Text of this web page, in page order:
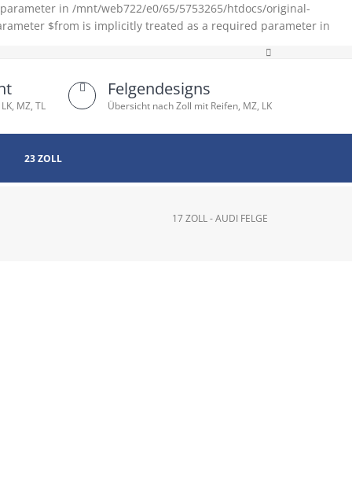
in /mnt/web722/e0/65/5753265/htdocs/original-
$from is implicitly treated as a required parameter in
MZ, TL
Felgendesigns
Übersicht nach Zoll mit Reifen, MZ, LK
23 ZOLL
17 ZOLL - AUDI FELGE